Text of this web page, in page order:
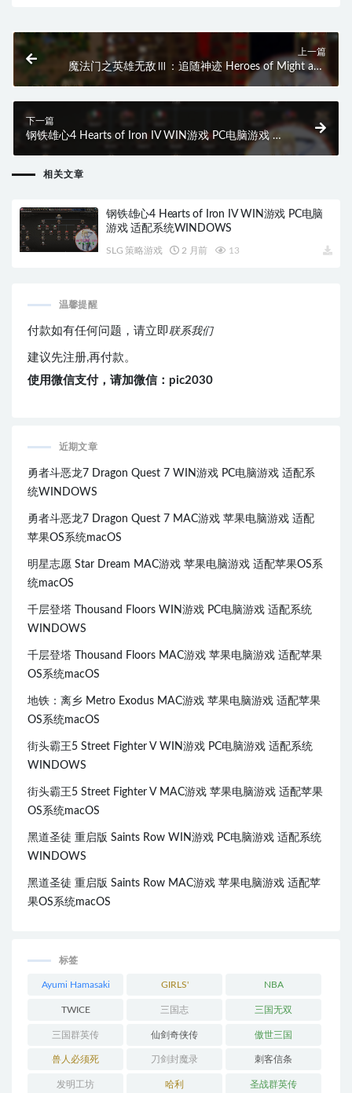
上一篇
魔法门之英雄无敌Ⅲ：追随神迹 Heroes of Might and
Magic III：In the Wake of Gods WIN游戏 PC电脑游戏
下一篇
钢铁雄心4 Hearts of Iron IV WIN游戏 PC电脑游戏 适
相关文章
钢铁雄心4 Hearts of Iron IV WIN游戏 PC电脑
游戏 适配系统WINDOWS
SLG 策略游戏 2 月前 13
温馨提醒
付款如有任何问题，请立即联系我们
建议先注册,再付款。
使用微信支付，请加微信：pic2030
近期文章
勇者斗恶龙7 Dragon Quest 7 WIN游戏 PC电脑游戏 适配系
统WINDOWS
勇者斗恶龙7 Dragon Quest 7 MAC游戏 苹果电脑游戏 适配
苹果OS系统macOS
明星志愿 Star Dream MAC游戏 苹果电脑游戏 适配苹果OS系
统macOS
千层登塔 Thousand Floors WIN游戏 PC电脑游戏 适配系统
WINDOWS
千层登塔 Thousand Floors MAC游戏 苹果电脑游戏 适配苹果
OS系统macOS
地铁：离乡 Metro Exodus MAC游戏 苹果电脑游戏 适配苹果
OS系统macOS
街头霸王5 Street Fighter V WIN游戏 PC电脑游戏 适配系统
WINDOWS
街头霸王5 Street Fighter V MAC游戏 苹果电脑游戏 适配苹果
OS系统macOS
黑道圣徒 重启版 Saints Row WIN游戏 PC电脑游戏 适配系统
WINDOWS
黑道圣徒 重启版 Saints Row MAC游戏 苹果电脑游戏 适配苹
果OS系统macOS
标签
Ayumi Hamasaki GIRLS'
GENERATION
NBA
TWICE 三国志 三国无双
三国群英传 仙剑奇侠传 傲世三国
兽人必须死 刀剑封魔录 刺客信条
发明工坊 哈利 圣战群英传